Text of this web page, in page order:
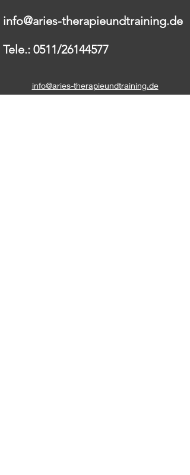
info@aries-therapieundtraining.de
Tele.: 0511/26144577
info@aries-therapieundtraining.de